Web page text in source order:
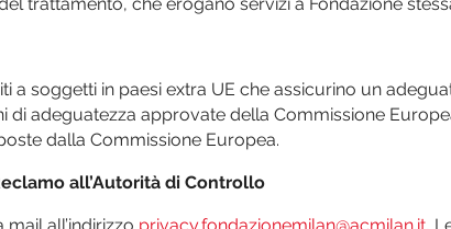
a soggetti in paesi extra UE che assicurino un
di adeguatezza approvate della Commissione
dalla Commissione Europea.
all’Autorità di Controllo